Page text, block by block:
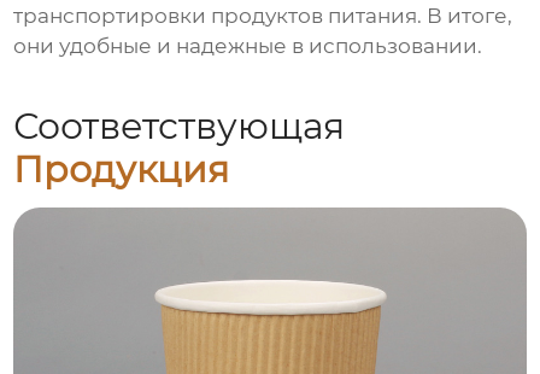
транспортировки продуктов питания. В итоге,
они удобные и надежные в использовании.
Соответствующая
Продукция